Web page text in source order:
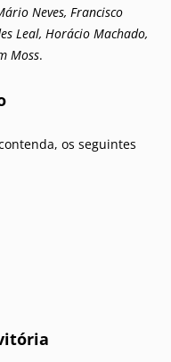
Neves, Francisco
Leal, Horácio Machado,
Moss.
os seguintes